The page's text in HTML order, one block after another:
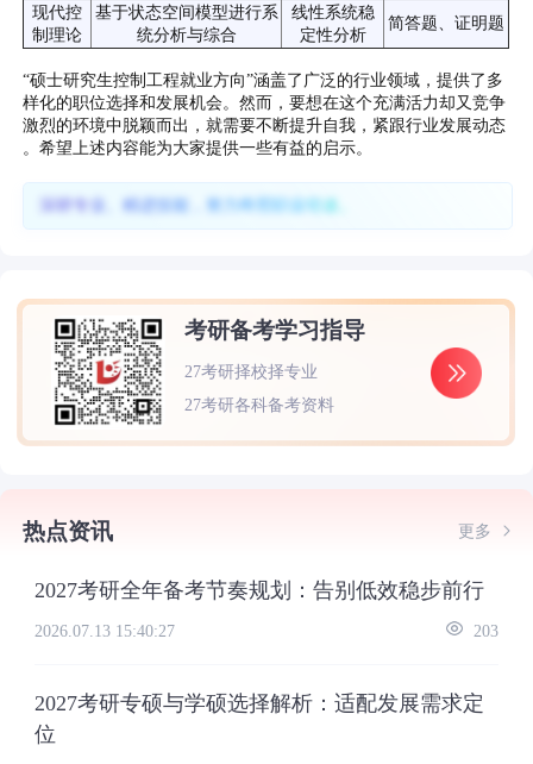
现代控
制理论
基于状态空间模型进行系
统分析与综合
线性系统稳
定性分析
简答题、证明题
“硕士研究生控制工程就业方向”涵盖了广泛的行业领域，提供了多
样化的职位选择和发展机会。然而，要想在这个充满活力却又竞争
激烈的环境中脱颖而出，就需要不断提升自我，紧跟行业发展动态
。希望上述内容能为大家提供一些有益的启示。
深耕专业、精进技能，努力终照职业坦途。
考研备考学习指导
27考研择校择专业
27考研各科备考资料
热点资讯 更多
2027考研全年备考节奏规划：告别低效稳步前行
2026.07.13 15:40:27 203
2027考研专硕与学硕选择解析：适配发展需求定
位